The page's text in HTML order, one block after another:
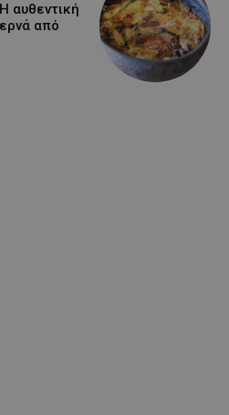
αυθεντική
από